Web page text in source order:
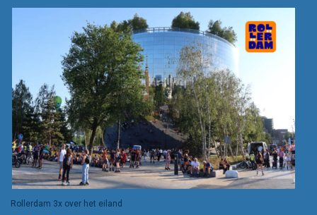
Rollerdam 3x over het eiland